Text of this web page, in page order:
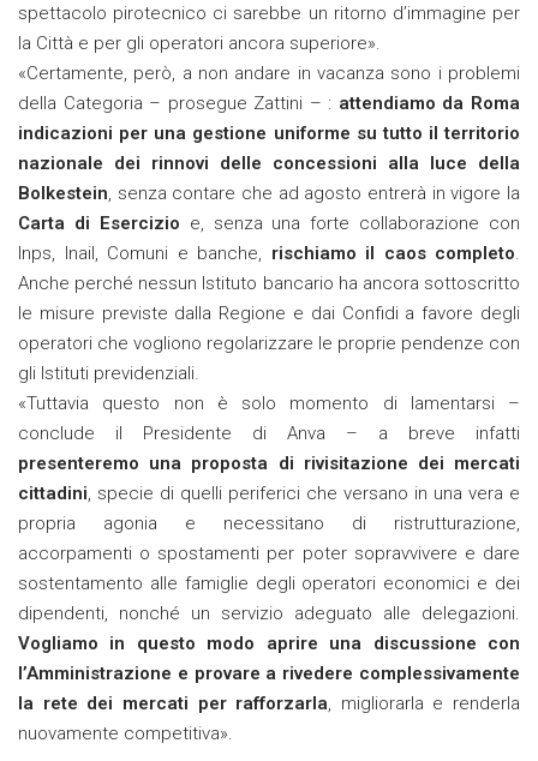
spettacolo pirotecnico ci sarebbe un ritorno d’immagine per
la Città e per gli operatori ancora superiore».
«Certamente, però, a non andare in vacanza sono i problemi
della Categoria – prosegue Zattini – : attendiamo da Roma
indicazioni per una gestione uniforme su tutto il territorio
nazionale dei rinnovi delle concessioni alla luce della
Bolkestein , senza contare che ad agosto entrerà in vigore la
Carta di Esercizio e, senza una forte collaborazione con
Inps, Inail, Comuni e banche, rischiamo il caos completo
Anche perché nessun Istituto bancario ha ancora sottoscritto
le misure previste dalla Regione e dai Confidi a favore degli
operatori che vogliono regolarizzare le proprie pendenze con
gli Istituti previdenziali.
«Tuttavia questo non è solo momento di lamentarsi –
conclude il Presidente di Anva – a breve infatti
presenteremo una proposta di rivisitazione dei mercati
cittadini , specie di quelli periferici che versano in una vera e
propria agonia e necessitano di ristrutturazione,
accorpamenti o spostamenti per poter sopravvivere e dare
sostentamento alle famiglie degli operatori economici e dei
dipendenti, nonché un servizio adeguato alle delegazioni.
Vogliamo in questo modo aprire una discussione con
l’Amministrazione e provare a rivedere complessivamente
la rete dei mercati per rafforzarla , migliorarla e renderla
nuovamente competitiva».